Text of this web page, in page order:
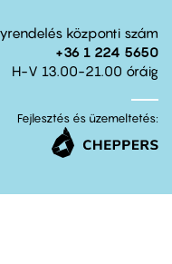
központi szám
+36 1 224 5650
H-V 13.00-21.00 óráig
Fejlesztés és üzemeltetés: